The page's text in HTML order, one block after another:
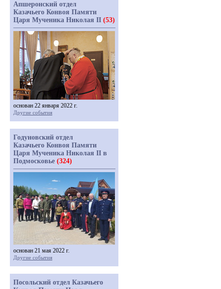
Апшеронский отдел
Казачьего Конвоя Памяти
Царя Мученика Николая II (53)
основан 22 января 2022 г.
Другие события
Годуновский отдел
Казачьего Конвоя Памяти
Царя Мученика Николая II в
Подмосковье (324)
основан 21 мая 2022 г.
Другие события
Посольский отдел Казачьего